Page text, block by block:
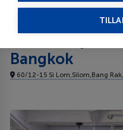
D Varee Xpress Pula
Bangkok
60/12-15 Si Lom,Silom,Bang